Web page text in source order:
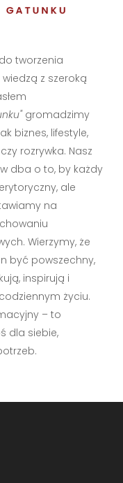
tworzenia
z szeroką
gromadzimy
biznes, lifestyle,
rozrywka. Nasz
dba o to, by każdy
ale
na
Wierzymy, że
być powszechny,
inspirują i
życiu.
– to
dla siebie,